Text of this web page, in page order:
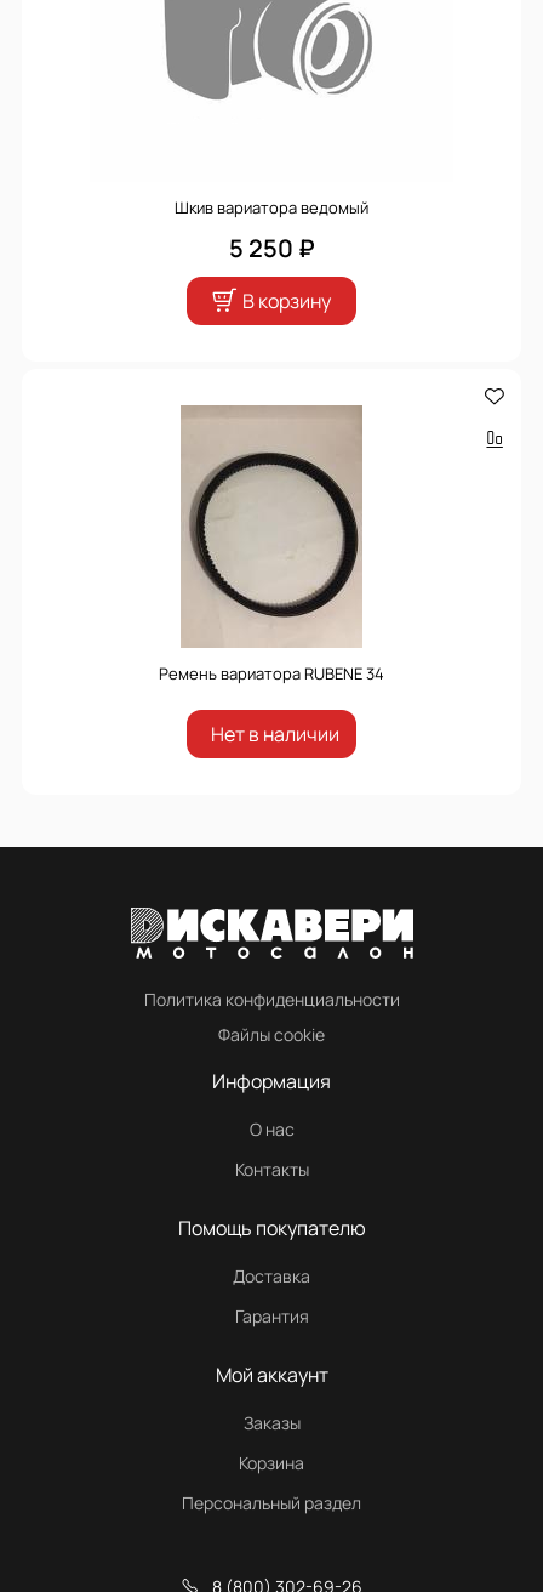
Шкив вариатора ведомый
5 250 ₽
В корзину
Ремень вариатора RUBENЕ 34
Нет в наличии
Политика конфиденциальности
Файлы cookie
Информация
О нас
Контакты
Помощь покупателю
Доставка
Гарантия
Мой аккаунт
Заказы
Корзина
Персональный раздел
8 (800) 302-69-26